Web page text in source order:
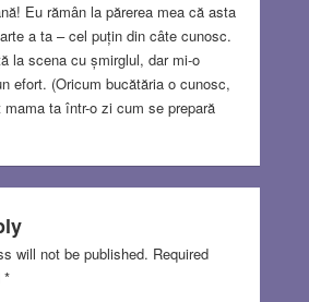
Eu rămân la părerea mea că asta
a ta – cel puțin din câte cunosc.
la scena cu șmirglul, dar mi-o
efort. (Oricum bucătăria o cunosc,
ta într-o zi cum se prepară
will not be published. Required
*